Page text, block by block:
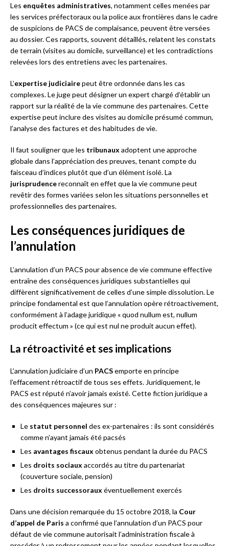
Les enquêtes administratives, notamment celles menées par
les services préfectoraux ou la police aux frontières dans le cadre
de suspicions de PACS de complaisance, peuvent être versées
au dossier. Ces rapports, souvent détaillés, relatent les constats
de terrain (visites au domicile, surveillance) et les contradictions
relevées lors des entretiens avec les partenaires.
L’expertise judiciairepeut être ordonnée dans les cas
complexes. Le juge peut désigner un expert chargé d’établir un
rapport sur la réalité de la vie commune des partenaires. Cette
expertise peut inclure des visites au domicile présumé commun,
l’analyse des factures et des habitudes de vie.
Il faut souligner que les tribunaux adoptent une approche
globale dans l’appréciation des preuves, tenant compte du
faisceau d’indices plutôt que d’un élément isolé. La
jurisprudencereconnaît en effet que la vie commune peut
revêtir des formes variées selon les situations personnelles et
professionnelles des partenaires.
Les conséquences juridiques de
l’annulation
L’annulation d’un PACS pour absence de vie commune effective
entraîne des conséquences juridiques substantielles qui
diffèrent significativement de celles d’une simple dissolution. Le
principe fondamental est que l’annulation opère rétroactivement,
conformément à l’adage juridique « quod nullum est, nullum
producit effectum » (ce qui est nul ne produit aucun effet).
La rétroactivité et ses implications
L’annulation judiciaire d’un PACSemporte en principe
l’effacement rétroactif de tous ses effets. Juridiquement, le
PACS est réputé n’avoir jamais existé. Cette fiction juridique a
des conséquences majeures sur :
Le statut personnel des ex-partenaires : ils sont considérés
comme n’ayant jamais été pacsés
Les avantages fiscaux obtenus pendant la durée du PACS
Les droits sociaux accordés au titre du partenariat
(couverture sociale, pension)
Les droits successoraux éventuellement exercés
Dans une décision remarquée du 15 octobre 2018, la Cour
d’appel de Paris a confirmé que l’annulation d’un PACS pour
défaut de vie commune autorisait l’administration fiscale à